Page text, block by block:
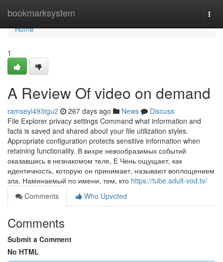
bookmarksystem
Home
Home
1
A Review Of video on demand
ramseyl493tgu2 267 days ago News
Discuss
File Explorer privacy settings Command what information and
facts is saved and shared about your file utilization styles.
Appropriate configuration protects sensitive information when
retaining functionality. В вихре невообразимых событий
оказавшись в незнакомом теле, Е Чень ощущает, как
идентичность, которую он принимает, называют воплощением
зла. Наминаемый по имени, тем, кто https://tube.adult-vod.tv/
Comments
Who Upvoted
Comments
Submit a Comment
No HTML